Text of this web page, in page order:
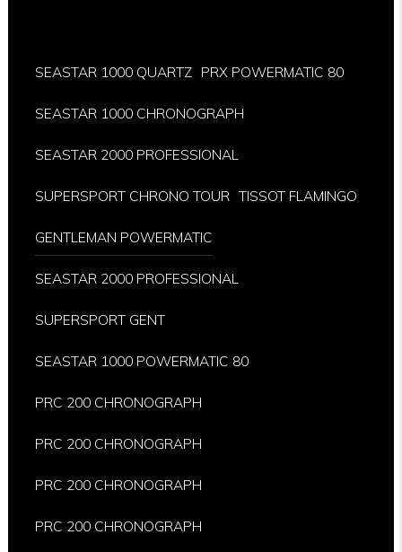
SEASTAR 1000 QUARTZ PRX POWERMATIC 80
SEASTAR 1000 CHRONOGRAPH
SEASTAR 2000 PROFESSIONAL
SUPERSPORT CHRONO TOUR TISSOT FLAMINGO
GENTLEMAN POWERMATIC
SEASTAR 2000 PROFESSIONAL
SUPERSPORT GENT
SEASTAR 1000 POWERMATIC 80
PRC 200 CHRONOGRAPH
PRC 200 CHRONOGRAPH
PRC 200 CHRONOGRAPH
PRC 200 CHRONOGRAPH